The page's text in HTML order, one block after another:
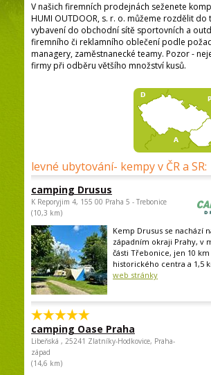
V našich firemních prodejnách seženete
HUMI OUTDOOR, s. r. o. můžeme rozdělit
vybavení do obchodní sítě sportovních a
firemního či reklamního oblečení podle
managery, zaměstnanecké teamy. Pozor -
firmy při odběru většího množství kusů.
levné ubytování- kempy v ČR a SR:
camping Drusus
K Reporyjim 4, 155 00 Praha 5 - Trebonice
(10,3 km)
Kemp Drusus se nachází
západním okraji Prahy, v
části Třebonice, jen 10 km
historického centra a 1,5
web stránky
camping Oase Praha
Libeňská , 25241 Zlatníky-Hodkovice, Praha-
západ
(14,6 km)